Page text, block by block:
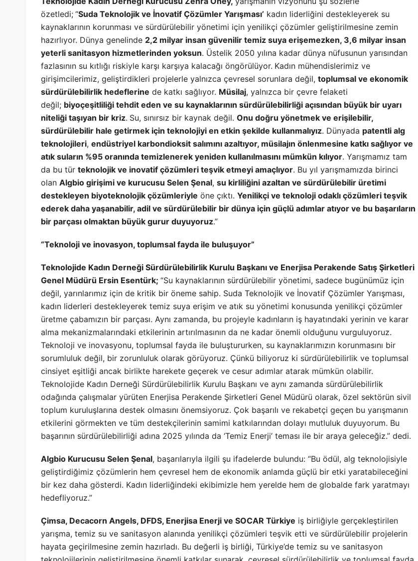
özetledi; “Suda Teknolojik ve İnovatif Çözümler Yarışması’ kadın liderliğini destekleyerek su
kaynaklarının korunması ve sürdürülebilir yönetimi için yenilikçi çözümler geliştirilmesine zemin
hazırlıyor. Dünya genelinde 2,2 milyar insan güvenilir temiz suya erişemezken, 3,6 milyar insan
yeterli sanitasyon hizmetlerinden yoksun. Üstelik 2050 yılına kadar dünya nüfusunun yarısından
fazlasının su kıtlığı riskiyle karşı karşıya kalacağı öngörülüyor. Kadın mühendislerimiz ve
girişimcilerimiz, geliştirdikleri projelerle yalnızca çevresel sorunlara değil, toplumsal ve ekonomik
sürdürülebilirlik hedeflerine de katkı sağlıyor. Müsilaj, yalnızca bir çevre felaketi
değil; biyoçeşitliliği tehdit eden ve su kaynaklarının sürdürülebilirliği açısından büyük bir uyarı
niteliği taşıyan bir kriz. Su, sınırsız bir kaynak değil. Onu doğru yönetmek ve erişilebilir,
sürdürülebilir hale getirmek için teknolojiyi en etkin şekilde kullanmalıyız. Dünyada patentli alg
teknolojileri, endüstriyel karbondioksit salımını azaltıyor, müsilajın önlenmesine katkı sağlıyor ve
atık suların %95 oranında temizlenerek yeniden kullanılmasını mümkün kılıyor. Yarışmamız tam
da bu tür teknolojik ve inovatif çözümleri teşvik etmeyi amaçlıyor. Bu yıl yarışmamızda birinci
olan Algbio girişimi ve kurucusu Selen Şenal, su kirliliğini azaltan ve sürdürülebilir üretimi
destekleyen biyoteknolojik çözümleriyle öne çıktı. Yenilikçi ve teknoloji odaklı çözümleri teşvik
ederek daha yaşanabilir, adil ve sürdürülebilir bir dünya için güçlü adımlar atıyor ve bu başarıların
bir parçası olmaktan büyük gurur duyuyoruz.”
“Teknoloji ve inovasyon, toplumsal fayda ile buluşuyor”
Teknolojide Kadın Derneği Sürdürülebilirlik Kurulu Başkanı ve Enerjisa Perakende Satış Şirketleri
Genel Müdürü Ersin Esentürk; “Su kaynaklarının sürdürülebilir yönetimi, sadece bugünümüz için
değil, yarınlarımız için de kritik bir öneme sahip. Suda Teknolojik ve İnovatif Çözümler Yarışması,
kadın liderleri destekleyerek temiz suya erişim ve atık su yönetimi konusunda yenilikçi çözümler
üretme çabamızın bir parçası. Aynı zamanda, bu projeyle kadınların iş hayatındaki yerinin ve karar
alma mekanizmalarındaki etkilerinin artırılmasının da ne kadar önemli olduğunu vurguluyoruz.
Teknoloji ve inovasyonu, toplumsal fayda ile buluştururken, su kaynaklarımızın korunmasını bir
sorumluluk değil, bir zorunluluk olarak görüyoruz. Çünkü biliyoruz ki sürdürülebilirlik ve toplumsal
cinsiyet eşitliği ancak birlikte harekete geçerek ve cesur adımlar atarak mümkün olabilir.
Teknolojide Kadın Derneği Sürdürülebilirlik Kurulu Başkanı ve aynı zamanda sürdürülebilirlik
odağında çalışmalar yürüten Enerjisa Perakende Şirketleri Genel Müdürü olarak, özel sektörün sivil
toplum kuruluşlarına destek olmasını önemsiyoruz. Çok başarılı ve rekabetçi geçen bu yarışmanın
etkilerini görmekten ve tüm destekçilerinin samimi katkılarından dolayı mutluluk duyuyorum. Bu
başarının sürdürülebilirliği adına 2025 yılında da ‘Temiz Enerji’ teması ile bir araya geleceğiz.” dedi.
Algbio Kurucusu Selen Şenal, başarılarıyla ilgili şu ifadelerde bulundu: “Bu ödül, alg teknolojisiyle
geliştirdiğimiz çözümlerin hem çevresel hem de ekonomik anlamda güçlü bir etki yaratabileceğini
bir kez daha gösterdi. Kadın liderliğindeki ekibimizle hem yerelde hem de globalde fark yaratmayı
hedefliyoruz.”
Çimsa, Decacorn Angels, DFDS, Enerjisa Enerji ve SOCAR Türkiye iş birliğiyle gerçekleştirilen
yarışma, temiz su ve sanitasyon alanında yenilikçi çözümleri teşvik etti ve sürdürülebilir projelerin
hayata geçirilmesine zemin hazırladı. Bu değerli iş birliği, Türkiye’de temiz su ve sanitasyon